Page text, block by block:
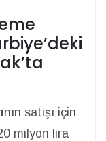
nın satışı için
milyon lira